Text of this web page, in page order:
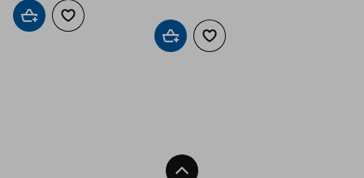
Добави в кошницата
Добави към списъка с любими
Добави в кошницата
Добави към списъка с
Нагоре